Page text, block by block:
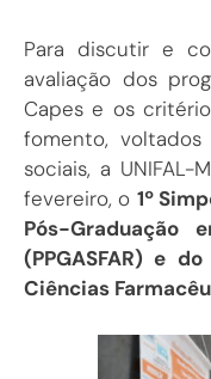
Para discutir e
avaliação dos
Capes e os
fomento,
sociais, a
fevereiro, o 1º
Pós-Graduação
(PPGASFAR) e
Ciências